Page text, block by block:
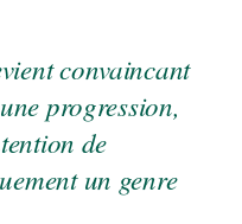
convaincant
progression,
de
un genre